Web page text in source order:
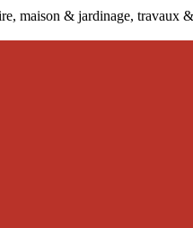
maison & jardinage,